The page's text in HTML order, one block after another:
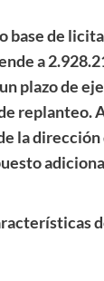
base de
a
plazo de
replanteo.
la dirección